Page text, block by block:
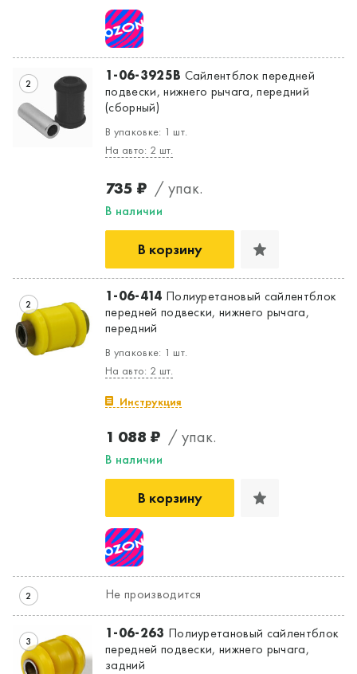
Да, верно Нет, выбрать другой
2 1-06-3925B Сайлентблок передней
подвески, нижнего рычага, передний
(сборный)
В упаковке: 1 шт.
На авто: 2 шт.
735 ₽ / упак.
В наличии
В корзину
2 1-06-414 Полиуретановый сайлентблок
передней подвески, нижнего рычага,
передний
В упаковке: 1 шт.
На авто: 2 шт.
Инструкция
1 088 ₽ / упак.
В наличии
В корзину
2 Не производится
3 1-06-263 Полиуретановый сайлентблок
передней подвески, нижнего рычага,
задний